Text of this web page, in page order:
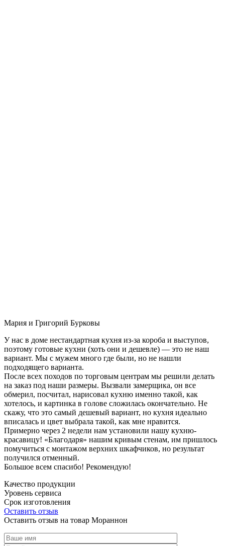
Мария и Григорий Бурковы
У нас в доме нестандартная кухня из-за короба и выступов,
поэтому готовые кухни (хоть они и дешевле) — это не наш
вариант. Мы с мужем много где были, но не нашли
подходящего варианта.
После всех походов по торговым центрам мы решили делать
на заказ под наши размеры. Вызвали замерщика, он все
обмерил, посчитал, нарисовал кухню именно такой, как
хотелось, и картинка в голове сложилась окончательно. Не
скажу, что это самый дешевый вариант, но кухня идеально
вписалась и цвет выбрала такой, как мне нравится.
Примерно через 2 недели нам установили нашу кухню-
красавицу! «Благодаря» нашим кривым стенам, им пришлось
помучиться с монтажом верхних шкафчиков, но результат
получился отменный.
Большое всем спасибо! Рекомендую!
Качество продукции
Уровень сервиса
Срок изготовления
Оставить отзыв
Оставить отзыв на товар Мораннон